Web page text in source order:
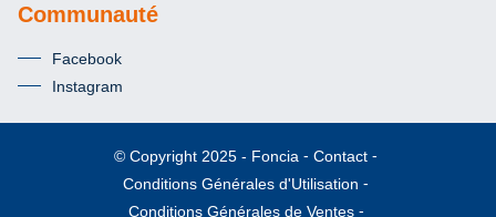
Communauté
Facebook
Instagram
© Copyright 2025 Foncia
Contact
Conditions Générales d'Utilisation
Conditions Générales de Ventes